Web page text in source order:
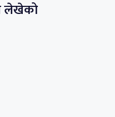
लेखेको